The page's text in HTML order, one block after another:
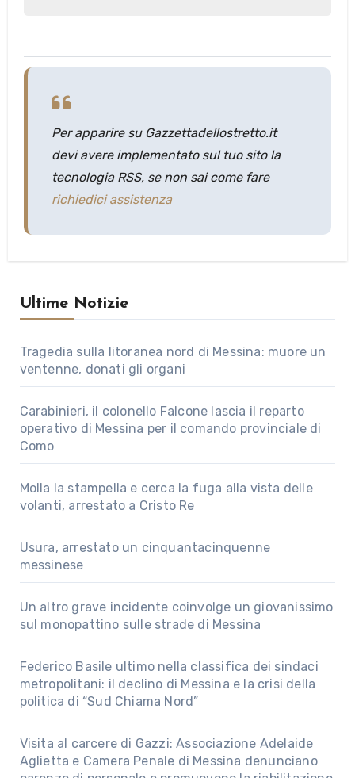
Per apparire su Gazzettadellostretto.it
devi avere implementato sul tuo sito la
tecnologia RSS, se non sai come fare
richiedici assistenza
Ultime Notizie
Tragedia sulla litoranea nord di Messina: muore un
ventenne, donati gli organi
Carabinieri, il colonello Falcone lascia il reparto
operativo di Messina per il comando provinciale di
Como
Molla la stampella e cerca la fuga alla vista delle
volanti, arrestato a Cristo Re
Usura, arrestato un cinquantacinquenne
messinese
Un altro grave incidente coinvolge un giovanissimo
sul monopattino sulle strade di Messina
Federico Basile ultimo nella classifica dei sindaci
metropolitani: il declino di Messina e la crisi della
politica di “Sud Chiama Nord”
Visita al carcere di Gazzi: Associazione Adelaide
Aglietta e Camera Penale di Messina denunciano